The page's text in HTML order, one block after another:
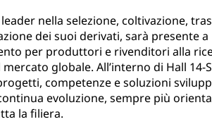
nella selezione, coltivazione,
dei suoi derivati, sarà presente a
per produttori e rivenditori alla
globale. All’interno di Hall 14-
competenze e soluzioni
evoluzione, sempre più
la filiera.